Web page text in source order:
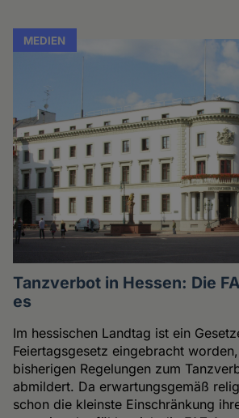
MEDIEN
Tanzverbot in Hessen: Die
es
Im hessischen Landtag ist ein
Feiertagsgesetz eingebracht
bisherigen Regelungen zum
abmildert. Da erwartungsgemäß
schon die kleinste Einschränkung